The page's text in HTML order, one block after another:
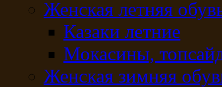
Женская летняя
Казаки летние
Мокасины,
Женская зимняя